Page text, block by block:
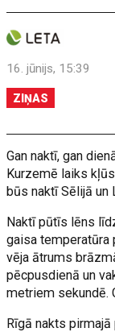
16. jūnijs, 15:39
ZIŅAS
Gan naktī, gan
Kurzemē laiks
būs naktī Sēlijā un
Naktī pūtīs lēns
gaisa temperatūra
vēja ātrums
pēcpusdienā un
metriem sekundē.
Rīgā nakts